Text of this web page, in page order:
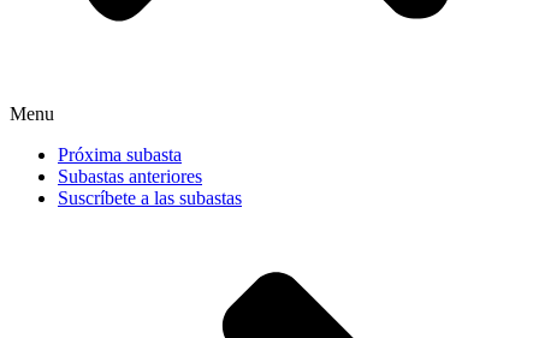
Menu
Próxima subasta
Subastas anteriores
Suscríbete a las subastas